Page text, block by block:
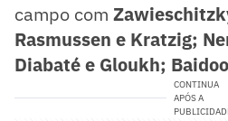
campo com
Rasmussen e Kratzig;
Diabaté e Gloukh;
CONTINUA
APÓS A